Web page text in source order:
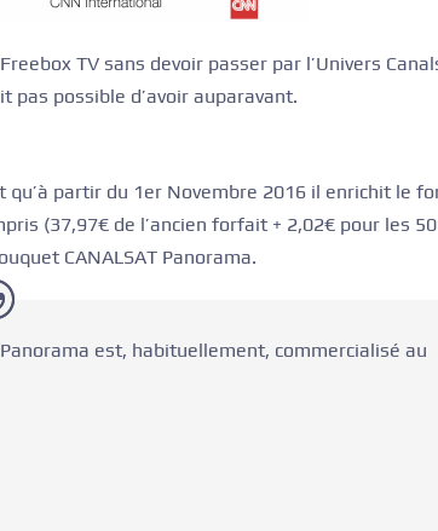
TV sans devoir passer par l’Univers
pas possible d’avoir auparavant.
partir du 1er Novembre 2016 il enrichit le
(37,97€ de l’ancien forfait + 2,02€ pour les 50
CANALSAT Panorama.
est, habituellement, commercialisé au